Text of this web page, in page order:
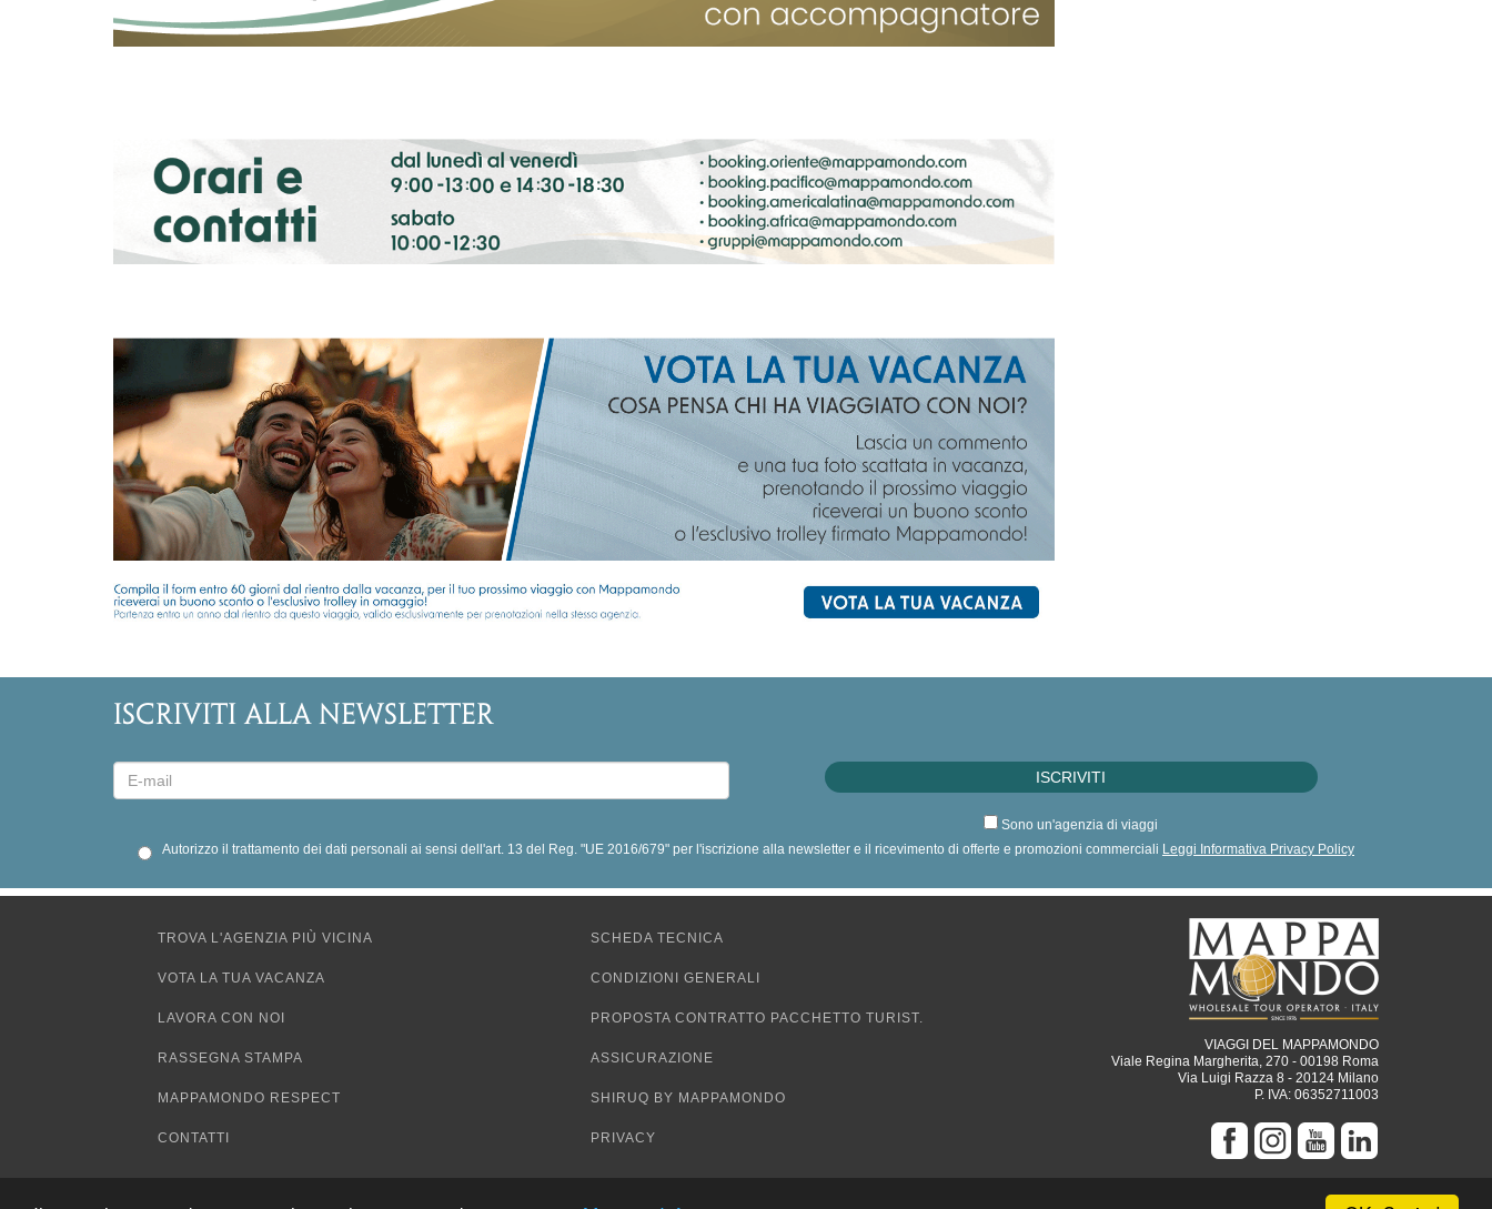
ISCRIVITI ALLA NEWSLETTER
Sono un'agenzia di viaggi
Autorizzo il trattamento dei dati personali ai sensi dell'art. 13 del Reg. "UE 2016/679" per l'iscrizione alla newsletter e il ricevimento di offerte e promozioni commerciali Leggi Informativa Privacy Policy
TROVA L'AGENZIA PIÙ VICINA
VOTA LA TUA VACANZA
LAVORA CON NOI
RASSEGNA STAMPA
MAPPAMONDO RESPECT
CONTATTI
SCHEDA TECNICA
CONDIZIONI GENERALI
PROPOSTA CONTRATTO PACCHETTO TURIST.
ASSICURAZIONE
SHIRUQ BY MAPPAMONDO
PRIVACY
VIAGGI DEL MAPPAMONDO
Viale Regina Margherita, 270 - 00198 Roma
Via Luigi Razza 8 - 20124 Milano
P. IVA: 06352711003